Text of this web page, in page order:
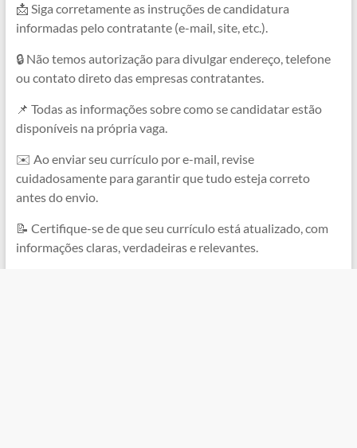
📩 Siga corretamente as instruções de candidatura
informadas pelo contratante (e-mail, site, etc.).
🔒 Não temos autorização para divulgar endereço, telefone
ou contato direto das empresas contratantes.
📌 Todas as informações sobre como se candidatar estão
disponíveis na própria vaga.
✉️ Ao enviar seu currículo por e-mail, revise
cuidadosamente para garantir que tudo esteja correto
antes do envio.
📝 Certifique-se de que seu currículo está atualizado, com
informações claras, verdadeiras e relevantes.